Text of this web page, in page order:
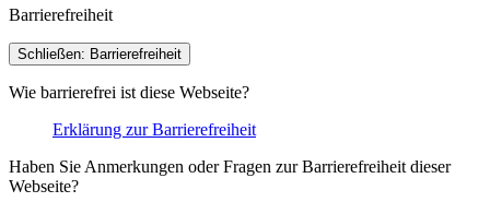
Barrierefreiheit
Schließen: Barrierefreiheit
Wie barrierefrei ist diese Webseite?
Erklärung zur Barrierefreiheit
Haben Sie Anmerkungen oder Fragen zur Barrierefreiheit dieser
Webseite?